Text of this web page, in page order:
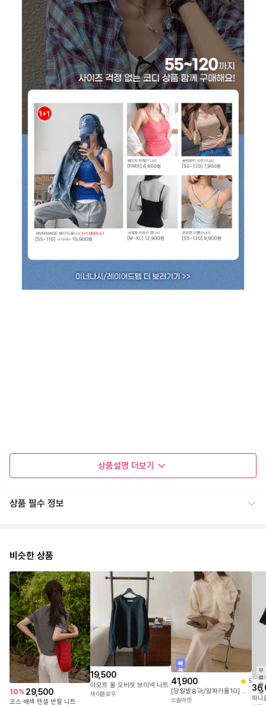
#반오픈 단추로 분위기 체인지! 내추럴한 롤링 헴라인으로 멋스러
부드럽게 감싸주는 느낌이
매력적인 아이템입니다.
넥라인에 더해진 반오픈 단추 디테일은
오픈 클로징이 가능해
다양한 무드로 연출하실 수 있으며,
단정하면서도 캐주얼한 분위기를
동시에 담아낼 수 있는 장점이 있습니다.
소매와 밑단은 인위적이지 않고
자연스럽게 돌돌 말리는
롤링 마감으로 처리되어 있어
상품설명 더보기
상품 필수 정보
비슷한 상품
10% 29,500
코스 배색 텐셀 반팔 니트
19,500
아모트 울 오버핏 브이넥 니트
제이플로우
빠
른
41,900 5
[당일발송🚀/알파카울10] 도톰 코튼 캔디 루즈핏 니트
소솔마켓
무
료
배
송
파니